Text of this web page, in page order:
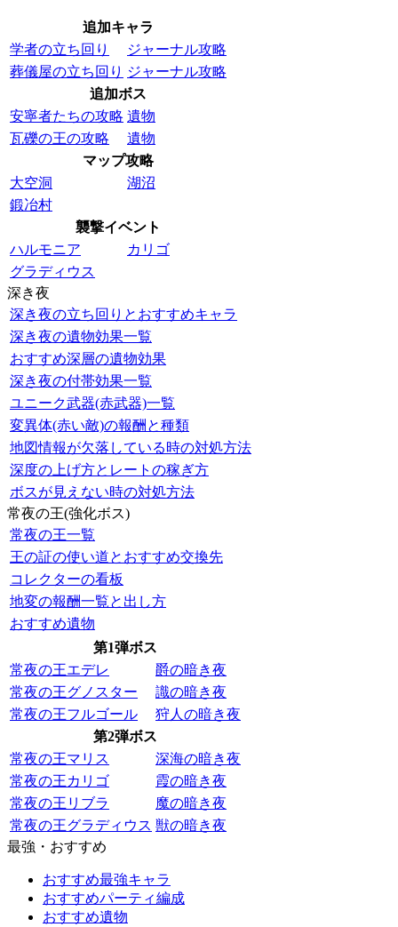
追加キャラ
学者の立ち回り
ジャーナル攻略
葬儀屋の立ち回り ジャーナル攻略
追加ボス
安寧者たちの攻略 遺物
瓦礫の王の攻略
遺物
マップ攻略
大空洞
湖沼
鍛冶村
襲撃イベント
ハルモニア
カリゴ
グラディウス
深き夜
深き夜の立ち回りとおすすめキャラ
深き夜の遺物効果一覧
おすすめ深層の遺物効果
深き夜の付帯効果一覧
ユニーク武器(赤武器)一覧
変異体(赤い敵)の報酬と種類
地図情報が欠落している時の対処方法
深度の上げ方とレートの稼ぎ方
ボスが見えない時の対処方法
常夜の王(強化ボス)
常夜の王一覧
王の証の使い道とおすすめ交換先
コレクターの看板
地変の報酬一覧と出し方
おすすめ遺物
第1弾ボス
常夜の王エデレ
爵の暗き夜
常夜の王グノスター
識の暗き夜
常夜の王フルゴール
狩人の暗き夜
第2弾ボス
常夜の王マリス
深海の暗き夜
常夜の王カリゴ
霞の暗き夜
常夜の王リブラ
魔の暗き夜
常夜の王グラディウス 獣の暗き夜
最強・おすすめ
おすすめ最強キャラ
おすすめパーティ編成
おすすめ遺物